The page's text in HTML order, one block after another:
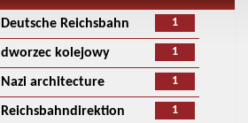
1
Deutsche Reichsbahn
1
dworzec kolejowy
1
Nazi architecture
1
Reichsbahndirektion